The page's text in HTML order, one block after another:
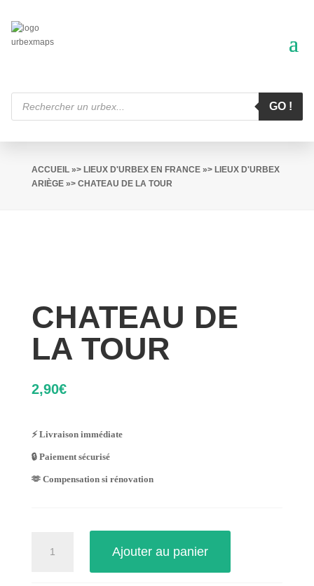
Recherche
produits
GO !
ACCUEIL»> LIEUX D'URBEX EN FRANCE»> LIEUX D'URBEX
ARIÈGE»> CHATEAU DE LA TOUR
CHATEAU DE
LA TOUR
2,90€
⚡ Livraison immédiate
🔒 Paiement sécurisé
🫶 Compensation si rénovation
Ajouter au panier